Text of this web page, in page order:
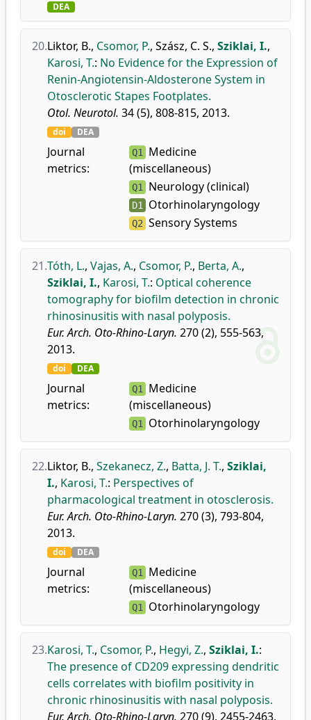
DEA
20.Liktor, B., Csomor, P., Szász, C. S., Sziklai, I.,
Karosi, T.: No Evidence for the Expression of
Renin-Angiotensin-Aldosterone System in
Otosclerotic Stapes Footplates.
Otol. Neurotol. 34 (5), 808-815, 2013.
doi DEA
Journal
metrics:
Q1 Medicine
(miscellaneous)
Q1 Neurology (clinical)
D1 Otorhinolaryngology
Q2 Sensory Systems
21.Tóth, L., Vajas, A., Csomor, P., Berta, A.,
Sziklai, I., Karosi, T.: Optical coherence
tomography for biofilm detection in chronic
rhinosinusitis with nasal polyposis.
Eur. Arch. Oto-Rhino-Laryn. 270 (2), 555-563,
2013.
doi DEA
Journal
metrics:
Q1 Medicine
(miscellaneous)
Q1 Otorhinolaryngology
22.Liktor, B., Szekanecz, Z., Batta, J. T., Sziklai,
I., Karosi, T.: Perspectives of
pharmacological treatment in otosclerosis.
Eur. Arch. Oto-Rhino-Laryn. 270 (3), 793-804,
2013.
doi DEA
Journal
metrics:
Q1 Medicine
(miscellaneous)
Q1 Otorhinolaryngology
23.Karosi, T., Csomor, P., Hegyi, Z., Sziklai, I.:
The presence of CD209 expressing dendritic
cells correlates with biofilm positivity in
chronic rhinosinusitis with nasal polyposis.
Eur. Arch. Oto-Rhino-Laryn. 270 (9), 2455-2463,